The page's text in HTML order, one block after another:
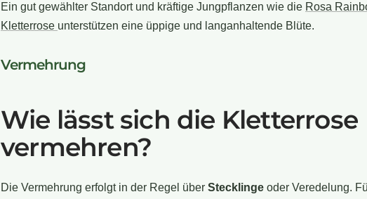
Ein gut gewählter Standort und kräftige Jungpflanzen wie die Rosa
Kletterrose unterstützen eine üppige und langanhaltende Blüte.
Vermehrung
Wie lässt sich die Kletterrose
vermehren?
Die Vermehrung erfolgt in der Regel über Stecklinge oder Veredelung.